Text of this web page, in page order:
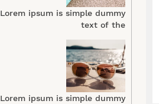
Lorem ipsum is simple dummy
text of the
Lorem ipsum is simple dummy